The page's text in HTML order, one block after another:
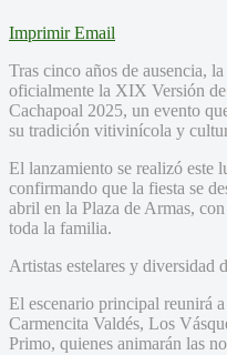
Imprimir Email
Tras cinco años de ausencia,
oficialmente la XIX Versión
Cachapoal 2025, un evento
su tradición vitivinícola y
El lanzamiento se realizó este
confirmando que la fiesta se
abril en la Plaza de Armas,
toda la familia.
Artistas estelares y diversidad
El escenario principal reunirá
Carmencita Valdés, Los
Primo, quienes animarán las